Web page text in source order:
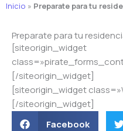
Inicio » Preparate para tu
Preparate para tu
[siteorigin_widget
[/siteorigin_widget]
[siteorigin_widget
[/siteorigin_widget]
Facebook